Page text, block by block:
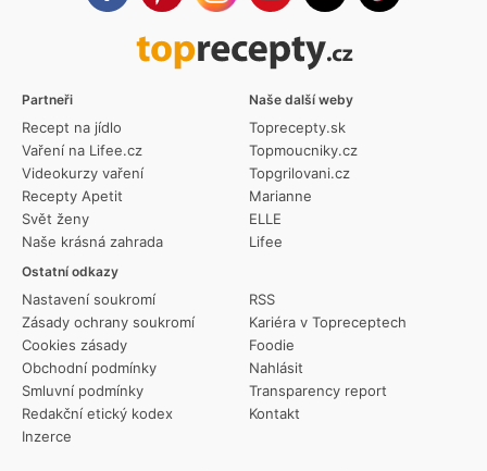
Partneři
Recept na jídlo
Vaření na Lifee.cz
Videokurzy vaření
Recepty Apetit
Svět ženy
Naše krásná zahrada
Ostatní odkazy
Nastavení soukromí
Zásady ochrany soukromí
Cookies zásady
Obchodní podmínky
Smluvní podmínky
Redakční etický kodex
Inzerce
RSS
Kariéra v Topreceptech
Foodie
Nahlásit
Transparency report
Kontakt
Naše další weby
Toprecepty.sk
Topmoucniky.cz
Topgrilovani.cz
Marianne
ELLE
Lifee